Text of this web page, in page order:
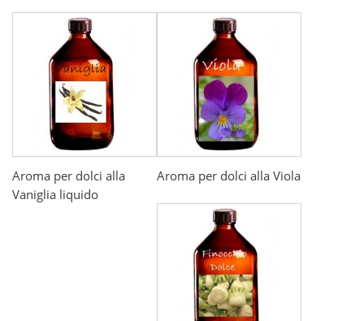
Aroma per dolci alla
Vaniglia liquido
Aroma per dolci alla Viola